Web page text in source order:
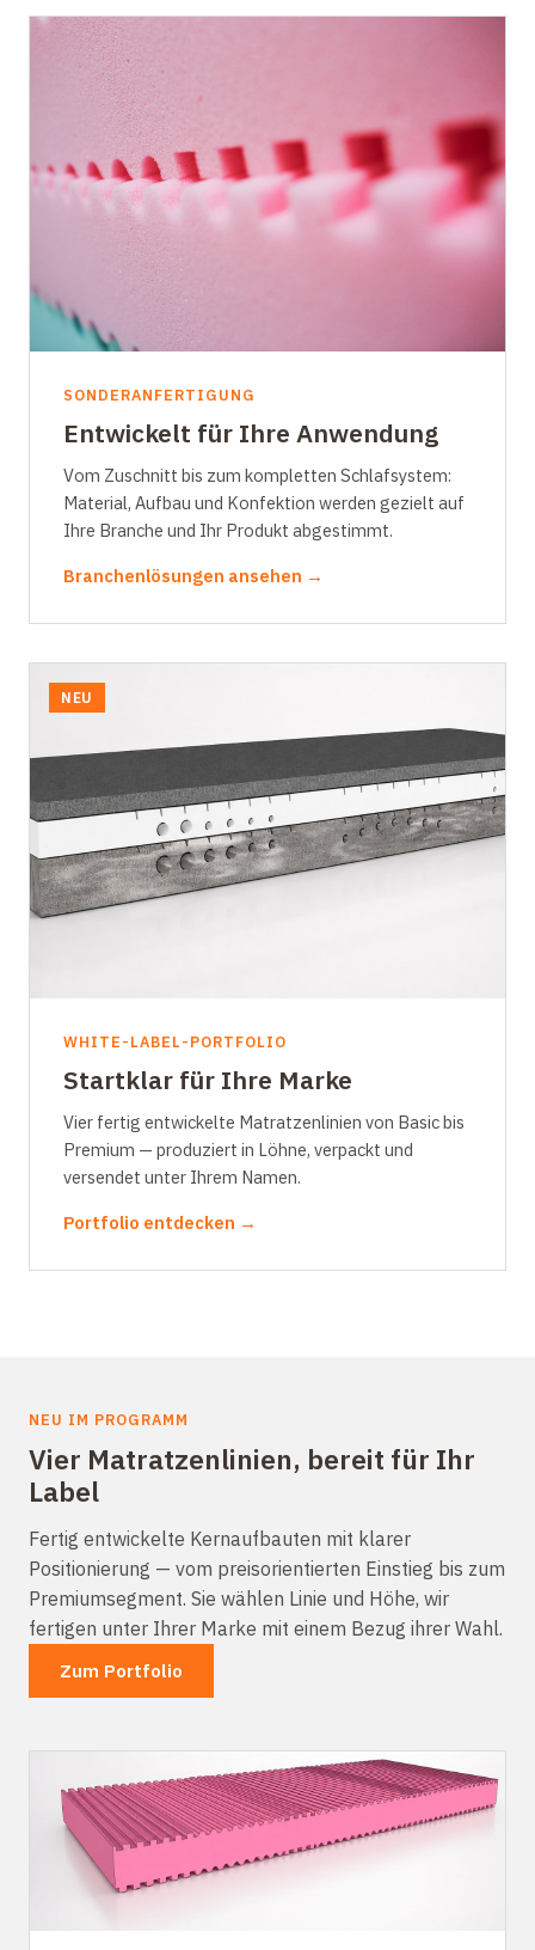
SONDERANFERTIGUNG
Entwickelt für Ihre Anwendung
Vom Zuschnitt bis zum kompletten Schlafsystem:
Material, Aufbau und Konfektion werden gezielt auf
Ihre Branche und Ihr Produkt abgestimmt.
Branchenlösungen ansehen →
NEU
WHITE-LABEL-PORTFOLIO
Startklar für Ihre Marke
Vier fertig entwickelte Matratzenlinien von Basic bis
Premium — produziert in Löhne, verpackt und
versendet unter Ihrem Namen.
Portfolio entdecken →
NEU IM PROGRAMM
Vier Matratzenlinien, bereit für Ihr
Label
Fertig entwickelte Kernaufbauten mit klarer
Positionierung — vom preisorientierten Einstieg bis zum
Premiumsegment. Sie wählen Linie und Höhe, wir
fertigen unter Ihrer Marke mit einem Bezug ihrer Wahl.
Zum Portfolio